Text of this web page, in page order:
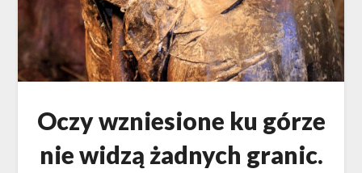
Oczy wzniesione ku górze
nie widzą żadnych granic.